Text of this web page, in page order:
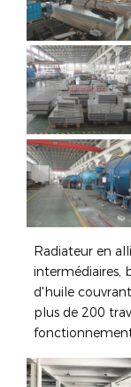
Radiateur en
intermédiaires,
d'huile
plus de 200